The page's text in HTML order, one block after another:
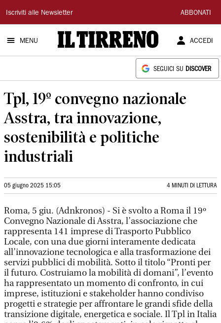
Il
Tirreno
Iscriviti alle Newsletter ABBONATI
MENU ACCEDI
SEGUICI SU DISCOVER
Tpl, 19º convegno nazionale
Asstra, tra innovazione,
sostenibilità e politiche
industriali
05 giugno 2025 15:05 4 MINUTI DI LETTURA
Roma, 5 giu. (Adnkronos) - Si è svolto a Roma il 19º
Convegno Nazionale di Asstra, l’associazione che
rappresenta 141 imprese di Trasporto Pubblico
Locale, con una due giorni interamente dedicata
all’innovazione tecnologica e alla trasformazione dei
servizi pubblici di mobilità. Sotto il titolo “Pronti per
il futuro. Costruiamo la mobilità di domani”, l’evento
ha rappresentato un momento di confronto, in cui
imprese, istituzioni e stakeholder hanno condiviso
progetti e strategie per affrontare le grandi sfide della
transizione digitale, energetica e sociale. Il Tpl in Italia